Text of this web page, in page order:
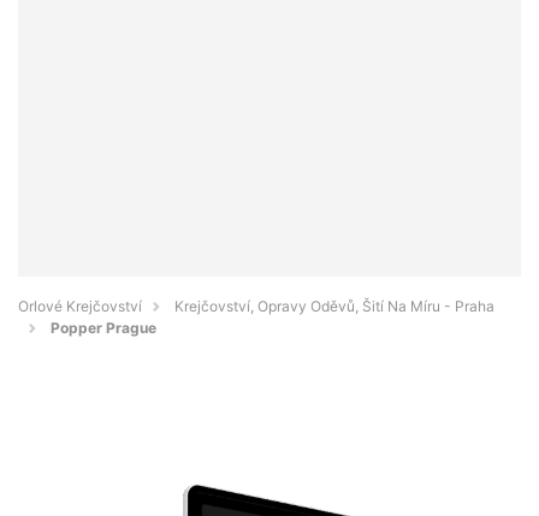
Orlové Krejčovství
Krejčovství, Opravy Oděvů, Šití Na Míru - Praha
Popper Prague